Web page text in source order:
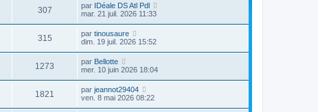
307 par IDéale DS Atl Pdl
mar. 21 juil. 2026 11:33
315 par tinousaure
dim. 19 juil. 2026 15:52
1273 par Bellotte
mer. 10 juin 2026 18:04
1821 par jeannot29404
ven. 8 mai 2026 08:22